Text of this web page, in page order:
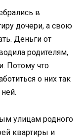
в
дочери, а свою
Деньги от
родителям,
Потому что
о них так
улицам родного
квартиры и